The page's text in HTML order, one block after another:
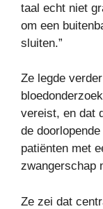
taal echt niet
om een
sluiten.”
Ze legde
vereist, en dat
de
patiënten met
zwangerschap
Ze zei dat